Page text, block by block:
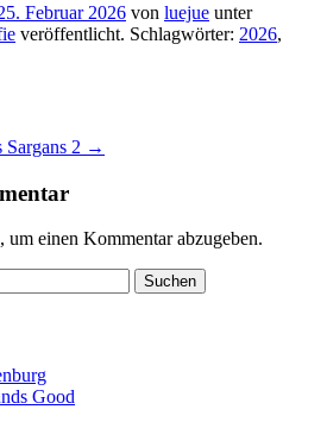
Februar 2026 von luejue unter
veröffentlicht. Schlagwörter: 2026,
Sargans 2 →
um einen Kommentar abzugeben.
Good